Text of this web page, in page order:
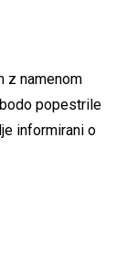
z namenom
popestrile
informirani o